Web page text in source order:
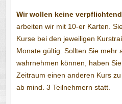
Wir wollen keine
arbeiten wir mit 10-er Karten.
Kurse bei den jeweiligen
Monate gültig. Sollten Sie mehr
wahrnehmen können, haben
Zeitraum einen anderen Kurs
ab mind. 3 Teilnehmern statt.